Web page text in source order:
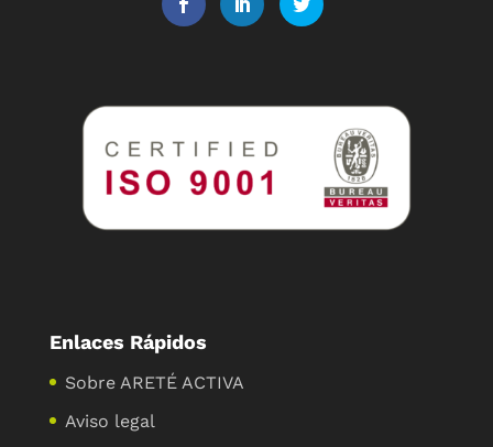
Enlaces Rápidos
Sobre ARETÉ ACTIVA
Aviso legal